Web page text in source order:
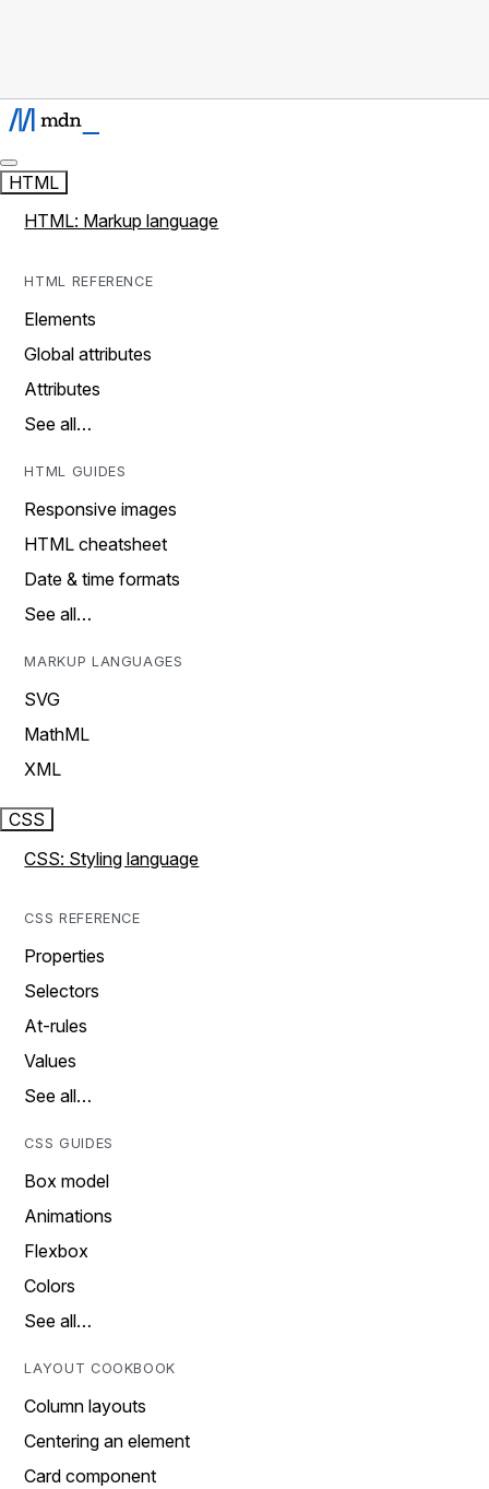
HTML
HTML: Markup language
HTML REFERENCE
Elements
Global attributes
Attributes
See all…
HTML GUIDES
Responsive images
HTML cheatsheet
Date & time formats
See all…
MARKUP LANGUAGES
SVG
MathML
XML
CSS
CSS: Styling language
CSS REFERENCE
Properties
Selectors
At-rules
Values
See all…
CSS GUIDES
Box model
Animations
Flexbox
Colors
See all…
LAYOUT COOKBOOK
Column layouts
Centering an element
Card component